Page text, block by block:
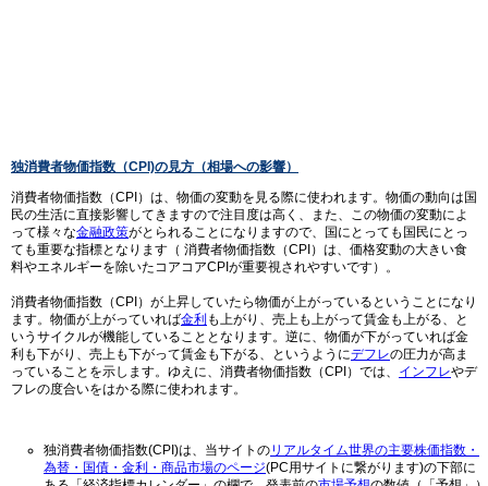
独消費者物価指数（CPI)の見方（相場への影響）
消費者物価指数（CPI）は、物価の変動を見る際に使われます。物価の動向は国
民の生活に直接影響してきますので注目度は高く、また、この物価の変動によ
って様々な金融政策がとられることになりますので、国にとっても国民にとっ
ても重要な指標となります（ 消費者物価指数（CPI）は、価格変動の大きい食
料やエネルギーを除いたコアコアCPIが重要視されやすいです）。
消費者物価指数（CPI）が上昇していたら物価が上がっているということになり
ます。物価が上がっていれば金利 も上がり、売上も上がって賃金も上がる、と
いうサイクルが機能していることとなります。逆に、物価が下がっていれば金
利も下がり、売上も下がって賃金も下がる、というようにデフレの圧力が高ま
っていることを示します。ゆえに、消費者物価指数（CPI）では、 インフレやデ
フレの度合いをはかる際に使われます。
独消費者物価指数(CPI)は、当サイトのリアルタイム世界の主要株価指数・
為替・国債・金利・商品市場のページ(PC用サイトに繋がります)の下部に